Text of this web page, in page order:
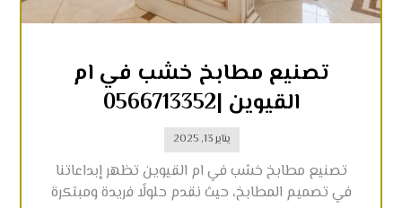
تصنيع مطابخ خشب في ام
القيوين |0566713352
يناير 13, 2025
تصنيع مطابخ خشب في ام القيوين تظهر إبداعاتنا
في تصميم المطابخ، حيث نقدم حلولًا فريدة ومبتكرة